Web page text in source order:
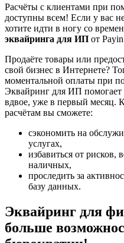
Расчёты с клиентами при
доступны всем! Если у вас
хотите идти в ногу со
эквайринга для ИП от
Продаёте товары или
свой бизнес в Интернете?
моментальной оплаты при
Эквайринг для ИП помогает
вдвое, уже в первый месяц.
расчётам вы сможете:
сэкономить на
услугах,
избавиться от
наличных,
проследить за
базу данных.
Эквайринг для
больше